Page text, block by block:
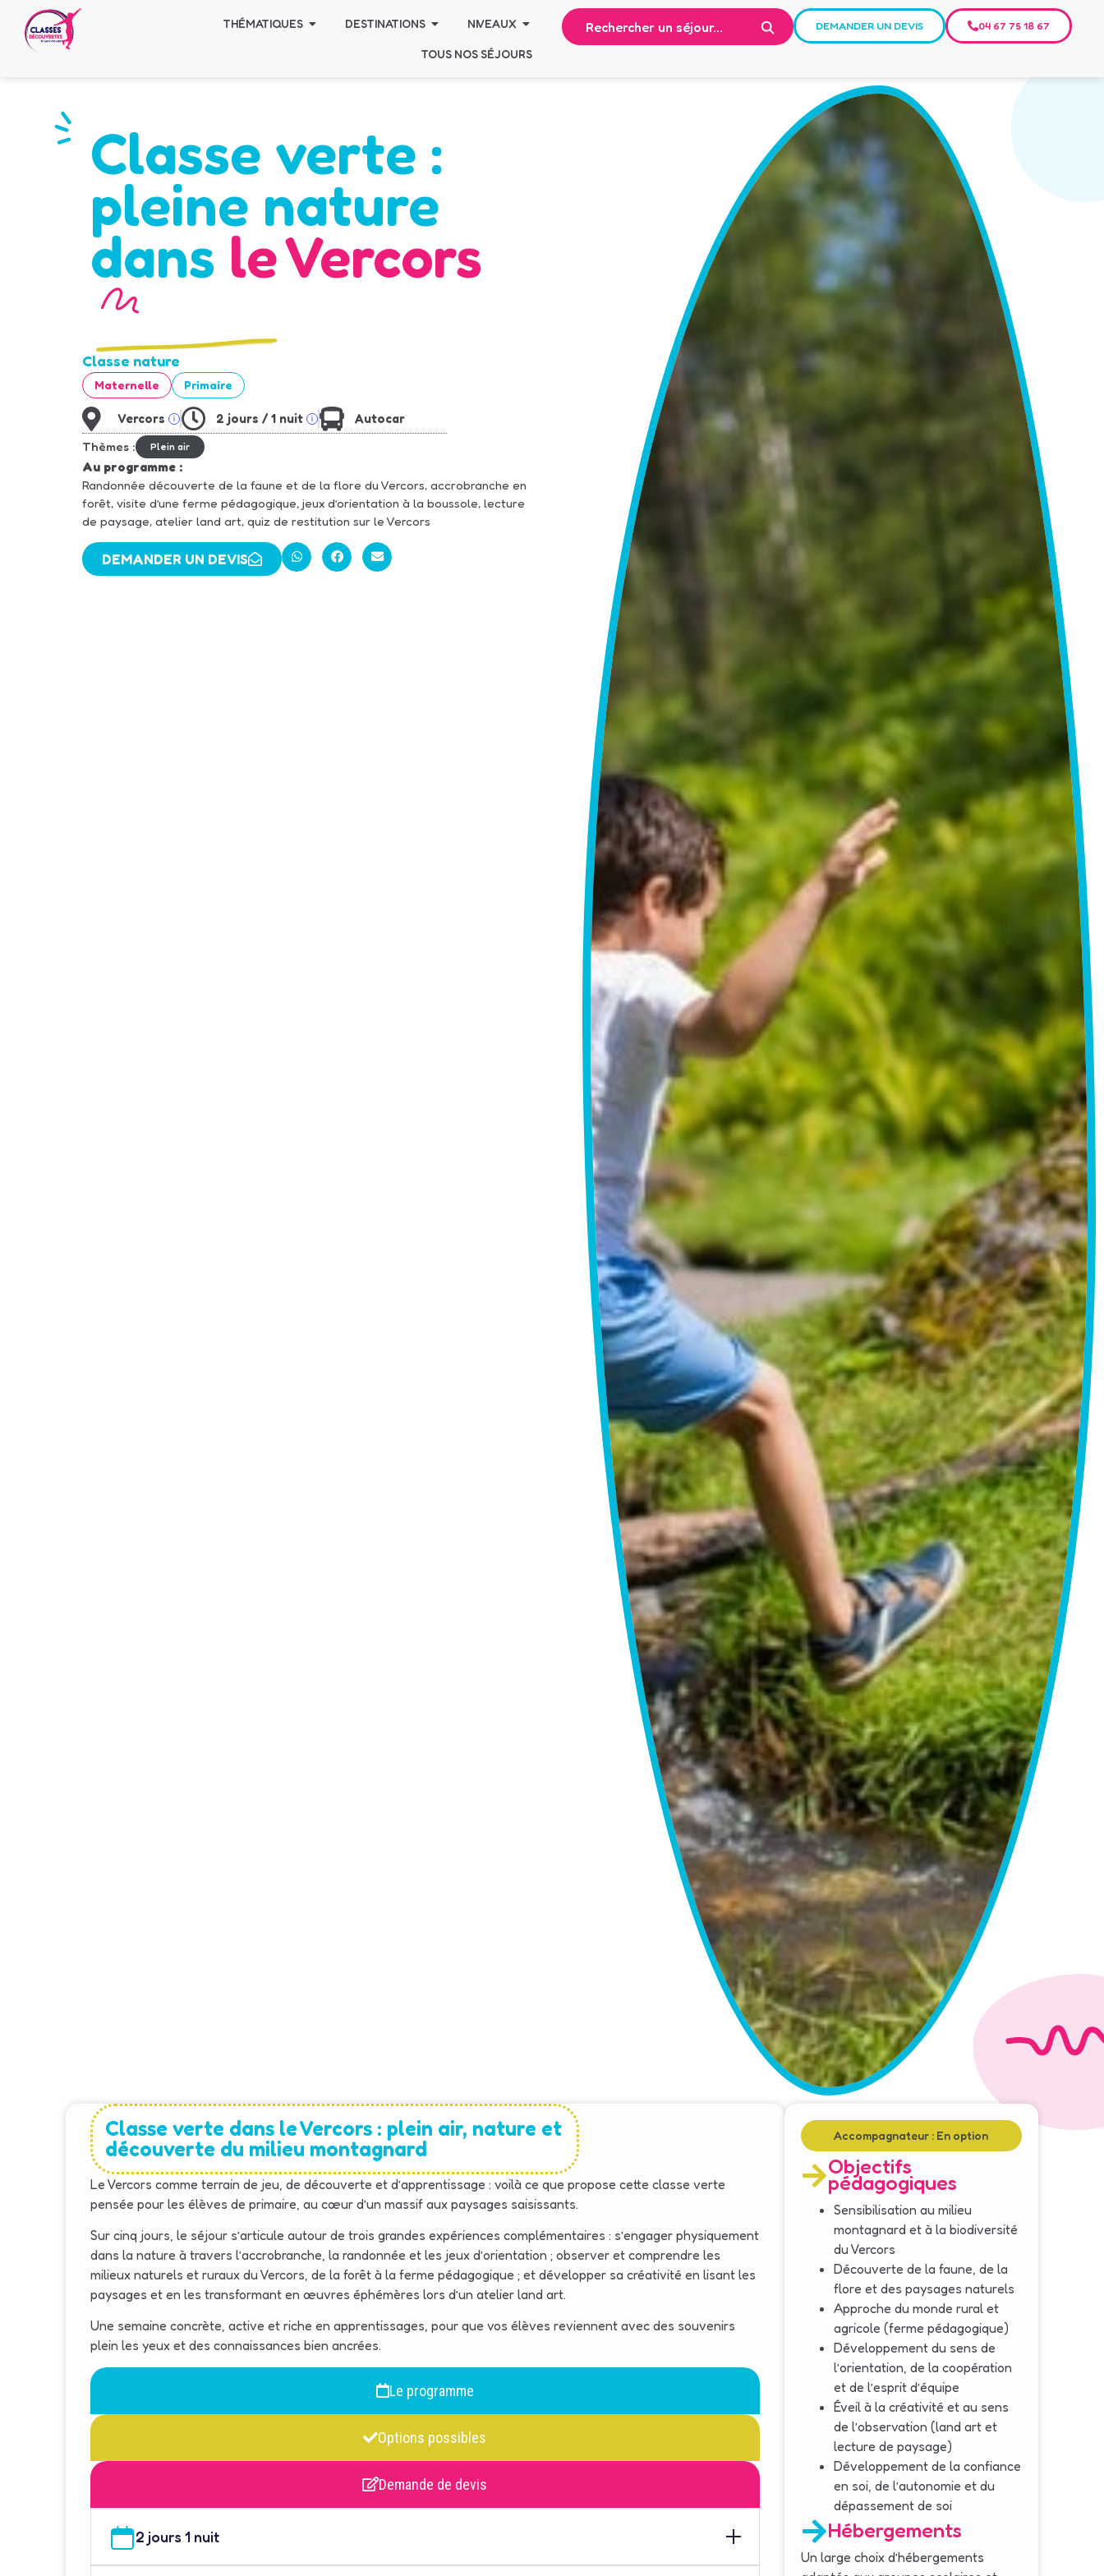
THÉMATIQUES DESTINATIONS NIVEAUX
TOUS NOS SÉJOURS
DEMANDER UN DEVIS 04 67 75 18 67
Classe verte :
pleine nature
dans le Vercors
Classe nature
Maternelle Primaire
Vercors 2 jours / 1 nuit
Autocar
Thèmes :
Plein air
Au programme :
Randonnée découverte de la faune et de la flore du Vercors, accrobranche en
forêt, visite d’une ferme pédagogique, jeux d’orientation à la boussole, lecture
de paysage, atelier land art, quiz de restitution sur le Vercors
DEMANDER UN DEVIS
Classe verte dans le Vercors : plein air, nature et
découverte du milieu montagnard
Le Vercors comme terrain de jeu, de découverte et d’apprentissage : voilà ce que propose cette classe verte
pensée pour les élèves de primaire, au cœur d’un massif aux paysages saisissants.
Sur cinq jours, le séjour s’articule autour de trois grandes expériences complémentaires : s’engager physiquement
dans la nature à travers l’accrobranche, la randonnée et les jeux d’orientation ; observer et comprendre les
milieux naturels et ruraux du Vercors, de la forêt à la ferme pédagogique ; et développer sa créativité en lisant les
paysages et en les transformant en œuvres éphémères lors d’un atelier land art.
Une semaine concrète, active et riche en apprentissages, pour que vos élèves reviennent avec des souvenirs
plein les yeux et des connaissances bien ancrées.
Le programme
Options possibles
Demande de devis
2 jours 1 nuit
Accompagnateur : En option
Objectifs
pédagogiques
Sensibilisation au milieu
montagnard et à la biodiversité
du Vercors
Découverte de la faune, de la
flore et des paysages naturels
Approche du monde rural et
agricole (ferme pédagogique)
Développement du sens de
l’orientation, de la coopération
et de l’esprit d’équipe
Éveil à la créativité et au sens
de l’observation (land art et
lecture de paysage)
Développement de la confiance
en soi, de l’autonomie et du
dépassement de soi
Hébergements
Un large choix d’hébergements